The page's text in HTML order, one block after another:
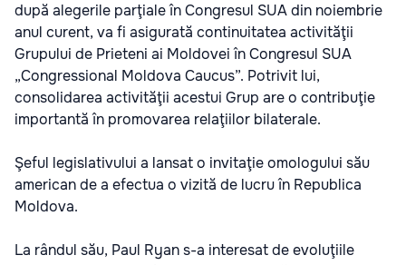
după alegerile parţiale în Congresul SUA din noiembrie
anul curent, va fi asigurată continuitatea activităţii
Grupului de Prieteni ai Moldovei în Congresul SUA
„Congressional Moldova Caucus”. Potrivit lui,
consolidarea activităţii acestui Grup are o contribuţie
importantă în promovarea relaţiilor bilaterale.
Şeful legislativului a lansat o invitaţie omologului său
american de a efectua o vizită de lucru în Republica
Moldova.
La rândul său, Paul Ryan s-a interesat de evoluţiile